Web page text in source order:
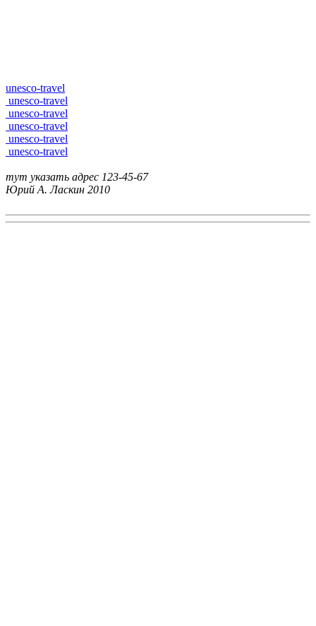
unesco-travel
unesco-travel
unesco-travel
unesco-travel
unesco-travel
unesco-travel
тут указать адрес 123-45-67
Юрий А. Ласкин 2010